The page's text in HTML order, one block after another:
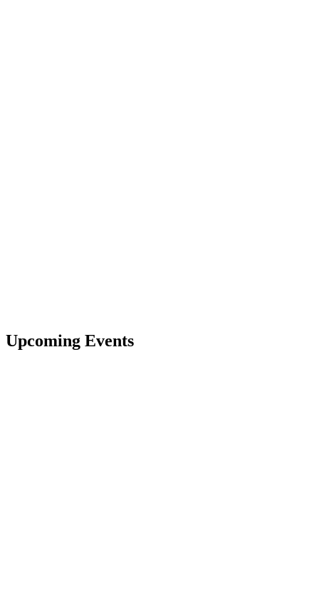
Upcoming Events